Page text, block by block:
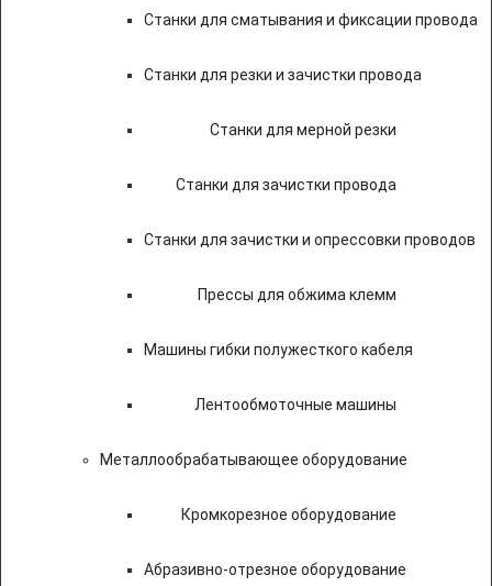
Станки для сматывания и фиксации провода
Станки для резки и зачистки провода
Станки для мерной резки
Станки для зачистки провода
Станки для зачистки и опрессовки проводов
Прессы для обжима клемм
Машины гибки полужесткого кабеля
Лентообмоточные машины
Металлообрабатывающее оборудование
Кромкорезное оборудование
Абразивно-отрезное оборудование